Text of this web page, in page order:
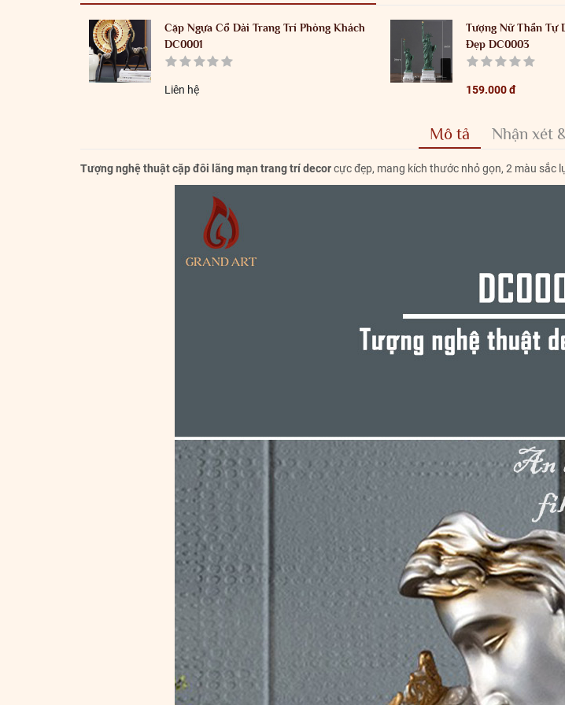
Cặp Ngựa Cổ Dài Trang Trí Phòng Khách
DC0001
Liên hệ
Tượng Nữ Thần Tự
Đẹp DC0003
159.000 đ
Mô tả Nhận xét
Tượng nghệ thuật cặp đôi lãng mạn trang trí decorcực đẹp, mang kích thước nhỏ gọn, 2 màu sắc